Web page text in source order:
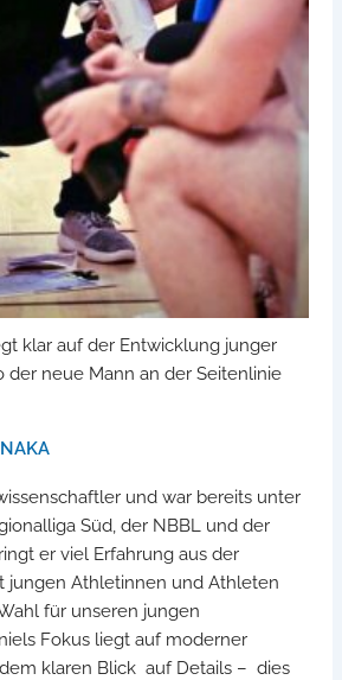
und war bereits unter
Süd, der NBBL und der
er viel Erfahrung aus der
jungen Athletinnen und Athleten
für unseren jungen
Fokus liegt auf moderner
klaren Blick auf Details – dies
klar auf der Entwicklung junger
der neue Mann an der Seitenlinie